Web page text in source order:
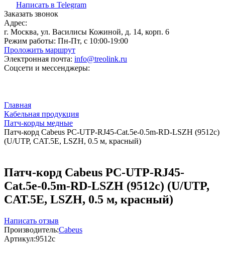
Написать в Telegram
Заказать звонок
Адрес:
г. Москва, ул. Василисы Кожиной, д. 14, корп. 6
Режим работы: Пн-Пт, с 10:00-19:00
Проложить маршрут
Электронная почта: info@treolink.ru
Соцсети и мессенджеры:
Главная
Кабельная продукция
Патч-корды медные
Патч-корд Cabeus PC-UTP-RJ45-Cat.5e-0.5m-RD-LSZH (9512c)
(U/UTP, CAT.5E, LSZH, 0.5 м, красный)
Патч-корд Cabeus PC-UTP-RJ45-
Cat.5e-0.5m-RD-LSZH (9512c) (U/UTP,
CAT.5E, LSZH, 0.5 м, красный)
Написать отзыв
Производитель:Cabeus
Артикул:9512c